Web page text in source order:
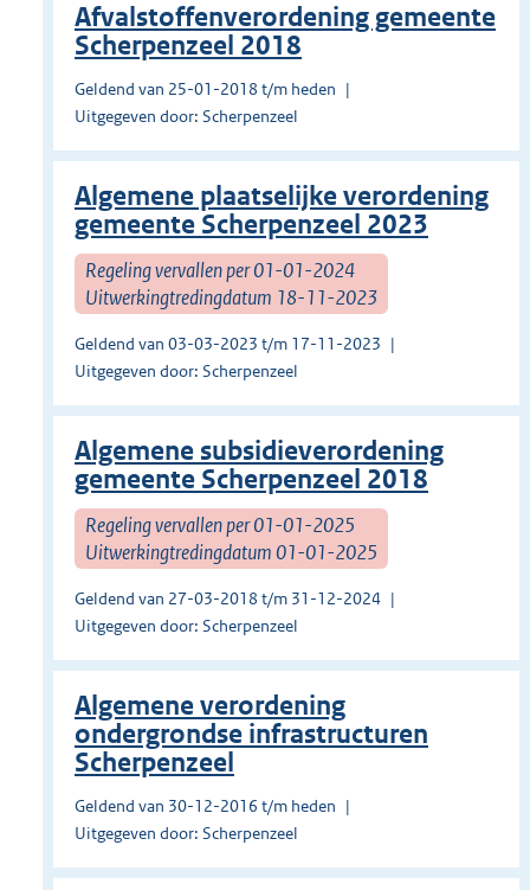
Afvalstoffenverordening gemeente
Scherpenzeel 2018
Geldend van 25-01-2018 t/m heden
Uitgegeven door: Scherpenzeel
Algemene plaatselijke verordening
gemeente Scherpenzeel 2023
Regeling vervallen per 01-01-2024
Uitwerkingtredingdatum 18-11-2023
Geldend van 03-03-2023 t/m 17-11-2023
Uitgegeven door: Scherpenzeel
Algemene subsidieverordening
gemeente Scherpenzeel 2018
Regeling vervallen per 01-01-2025
Uitwerkingtredingdatum 01-01-2025
Geldend van 27-03-2018 t/m 31-12-2024
Uitgegeven door: Scherpenzeel
Algemene verordening
ondergrondse infrastructuren
Scherpenzeel
Geldend van 30-12-2016 t/m heden
Uitgegeven door: Scherpenzeel